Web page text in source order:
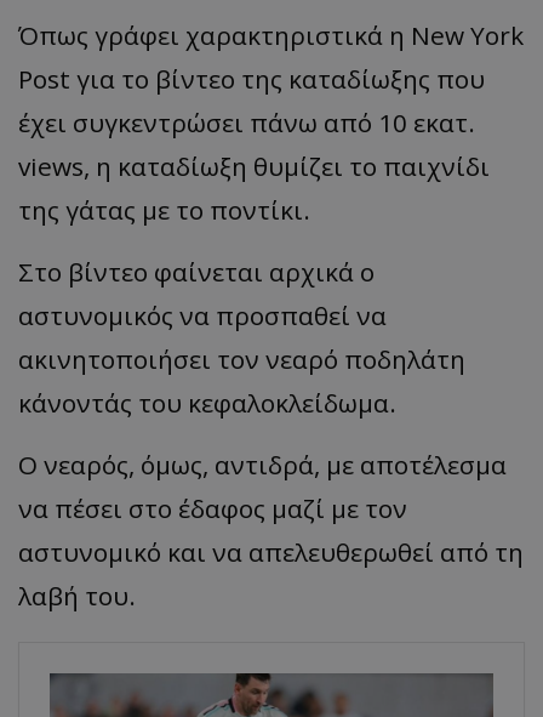
Όπως γράφει χαρακτηριστικά η New York
Post για το βίντεο της καταδίωξης που
έχει συγκεντρώσει πάνω από 10 εκατ.
views, η καταδίωξη θυμίζει το παιχνίδι
της γάτας με το ποντίκι.
Στο βίντεο φαίνεται αρχικά ο
αστυνομικός να προσπαθεί να
ακινητοποιήσει τον νεαρό ποδηλάτη
κάνοντάς του κεφαλοκλείδωμα.
Ο νεαρός, όμως, αντιδρά, με αποτέλεσμα
να πέσει στο έδαφος μαζί με τον
αστυνομικό και να απελευθερωθεί από τη
λαβή του.